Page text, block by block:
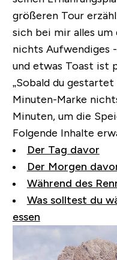
größeren Tour
sich bei mir alles um
nichts Aufwendiges
und etwas Toast ist
„Sobald du
Minuten-Marke
Minuten, um die
Folgende Inhalte
Der Tag davor
Der Morgen
Während des
Was solltest du
essen